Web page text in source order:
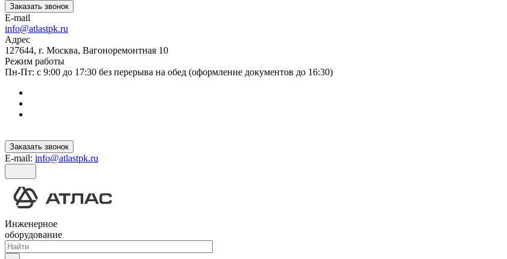
Заказать звонок
E-mail
info@atlastpk.ru
Адрес
127644, г. Москва, Вагоноремонтная 10
Режим работы
Пн-Пт: с 9:00 до 17:30 без перерыва на обед (оформление документов до 16:30)
Заказать звонок
E-mail: info@atlastpk.ru
Инженерное
оборудование